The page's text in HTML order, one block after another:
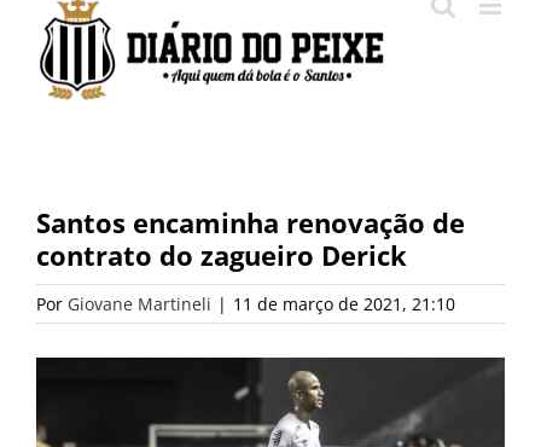
conteúdo
Santos encaminha renovação de
contrato do zagueiro Derick
Por Giovane Martineli | 11 de março de 2021, 21:10